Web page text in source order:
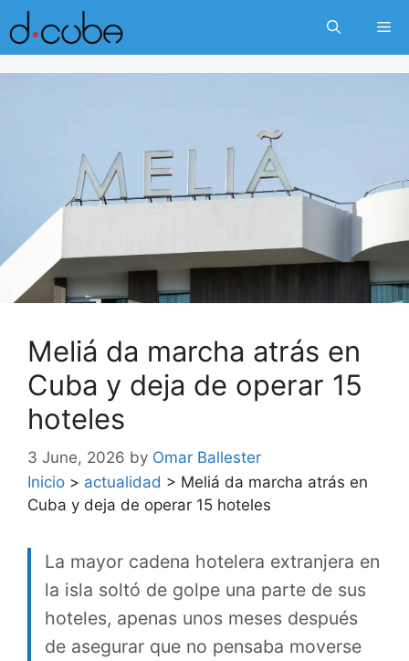
Skip
to
content
Meliá da marcha atrás en
Cuba y deja de operar 15
hoteles
3 June, 2026 by Omar Ballester
Inicio > actualidad > Meliá da marcha atrás en
Cuba y deja de operar 15 hoteles
La mayor cadena hotelera extranjera en
la isla soltó de golpe una parte de sus
hoteles, apenas unos meses después
de asegurar que no pensaba moverse